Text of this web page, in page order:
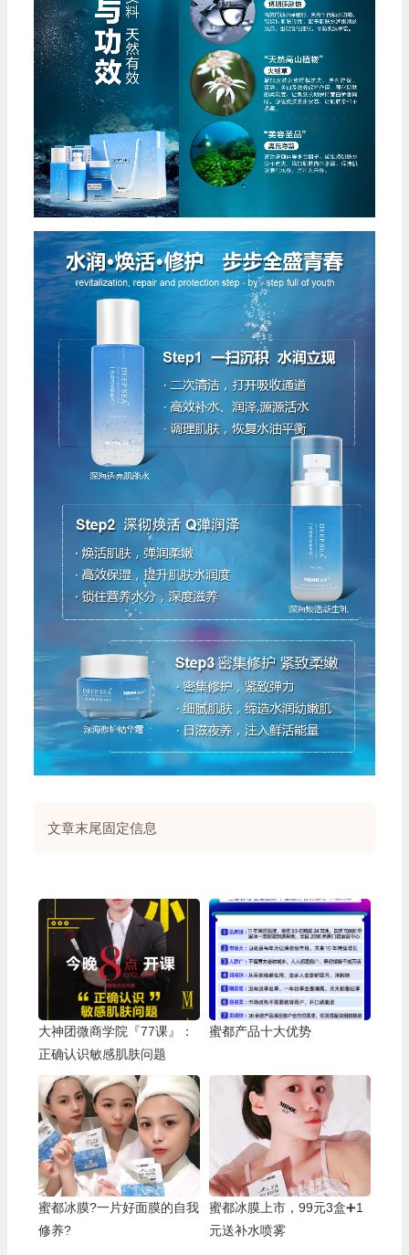
文章末尾固定信息
大神团微商学院『77课』：
正确认识敏感肌肤问题
蜜都产品十大优势
蜜都冰膜?一片好面膜的自我
修养?
蜜都冰膜上市，99元3盒➕1
元送补水喷雾